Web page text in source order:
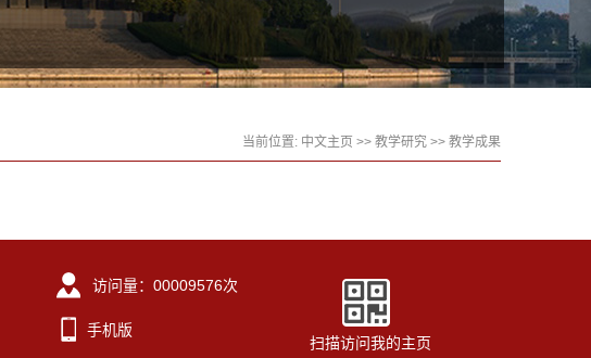
当前位置: 中文主页 >> 教学研究 >> 教学成果
访问量： 00009576次
手机版
扫描访问我的主页